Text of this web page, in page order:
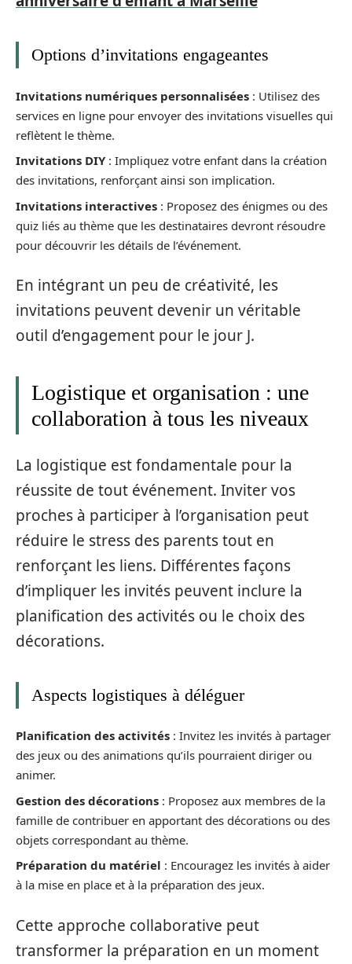
Options d’invitations engageantes
Invitations numériques personnalisées : Utilisez des
services en ligne pour envoyer des invitations visuelles qui
reflètent le thème.
Invitations DIY: Impliquez votre enfant dans la création
des invitations, renforçant ainsi son implication.
Invitations interactives : Proposez des énigmes ou des
quiz liés au thème que les destinataires devront résoudre
pour découvrir les détails de l’événement.
En intégrant un peu de créativité, les
invitations peuvent devenir un véritable
outil d’engagement pour le jour J.
Logistique et organisation : une
collaboration à tous les niveaux
La logistique est fondamentale pour la
réussite de tout événement. Inviter vos
proches à participer à l’organisation peut
réduire le stress des parents tout en
renforçant les liens. Différentes façons
d’impliquer les invités peuvent inclure la
planification des activités ou le choix des
décorations.
Aspects logistiques à déléguer
Planification des activités : Invitez les invités à partager
des jeux ou des animations qu’ils pourraient diriger ou
animer.
Gestion des décorations : Proposez aux membres de la
famille de contribuer en apportant des décorations ou des
objets correspondant au thème.
Préparation du matériel : Encouragez les invités à aider
à la mise en place et à la préparation des jeux.
Cette approche collaborative peut
transformer la préparation en un moment